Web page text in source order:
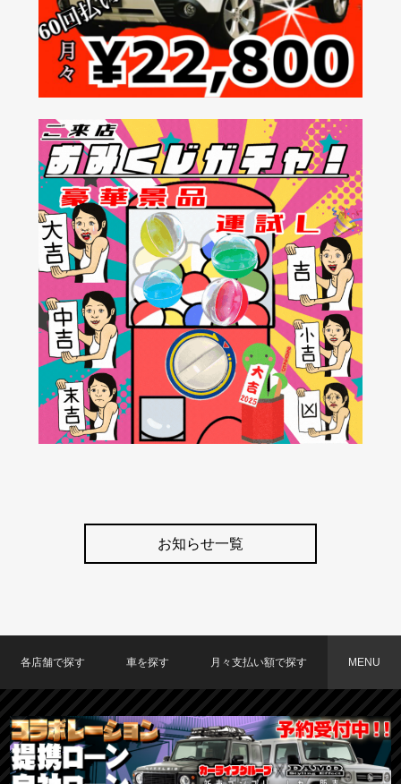
お知らせ一覧
各店舗で探す
TOKYO店在庫車両
大阪店在庫車両
福岡店在庫車両
車を探す
車種で探す
メーカーで探す
月々支払い額で探す
〜19,999円
20,000円〜29,999円
30,000円〜39,999円
40,000円〜49,999円
50,000円〜
MENU